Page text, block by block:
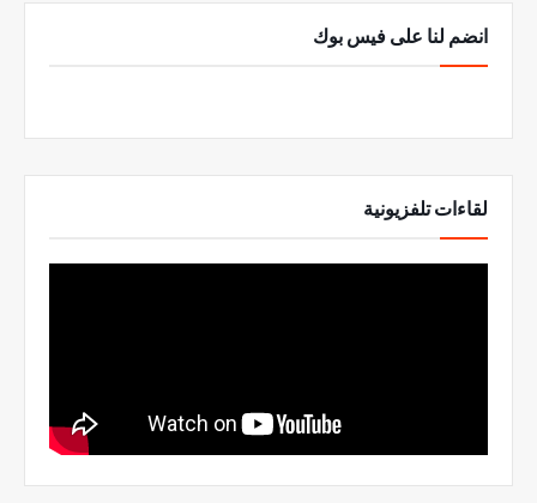
انضم لنا على فيس بوك
لقاءات تلفزيونية